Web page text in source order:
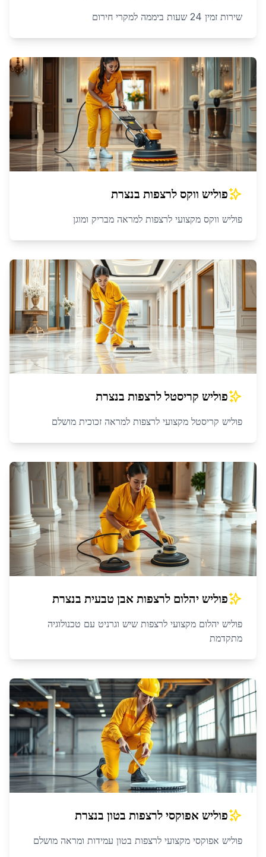
שירות זמין 24 שעות ביממה למקרי חירום
פוליש ווקס לרצפות בנצרת
פוליש ווקס מקצועי לרצפות למראה מבריק ומוגן
פוליש קריסטל לרצפות בנצרת
פוליש קריסטל מקצועי לרצפות למראה זכוכית מושלם
פוליש יהלום לרצפות אבן טבעית בנצרת
פוליש יהלום מקצועי לרצפות שיש וגרניט עם טכנולוגיה
מתקדמת
פוליש אפוקסי לרצפות בטון בנצרת
פוליש אפוקסי מקצועי לרצפות בטון עמידות ומראה מושלם